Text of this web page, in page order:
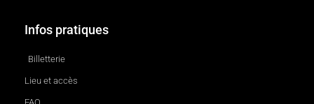
Infos pratiques
Billetterie
Lieu et accès